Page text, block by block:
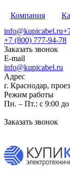
Компания
info@kupicabel.ru
+7 (800) 777-94-78
Заказать звонок
E-mail
info@kupicabel.ru
Адрес
г. Краснодар,
Режим работы
Пн. – Пт.: с 9:00 до
Заказать звонок